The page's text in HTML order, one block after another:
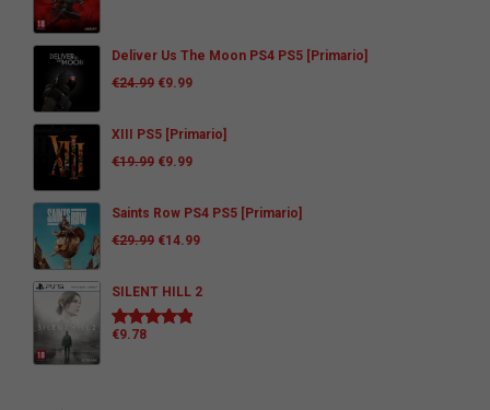
Deliver Us The Moon PS4 PS5 [Primario]
€24.99 €9.99
XIII PS5 [Primario]
€19.99 €9.99
Saints Row PS4 PS5 [Primario]
€29.99 €14.99
SILENT HILL 2
Valutato
€9.78